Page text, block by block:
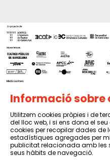
Sitemap | Avís Legal |
Informació sobre
Utilitzem cookies pròpies i de
del lloc web, i si ens dona el
cookies per recopilar dades de
estadístiques agregades per
publicitat relacionada amb les
seus hàbits de navegació.